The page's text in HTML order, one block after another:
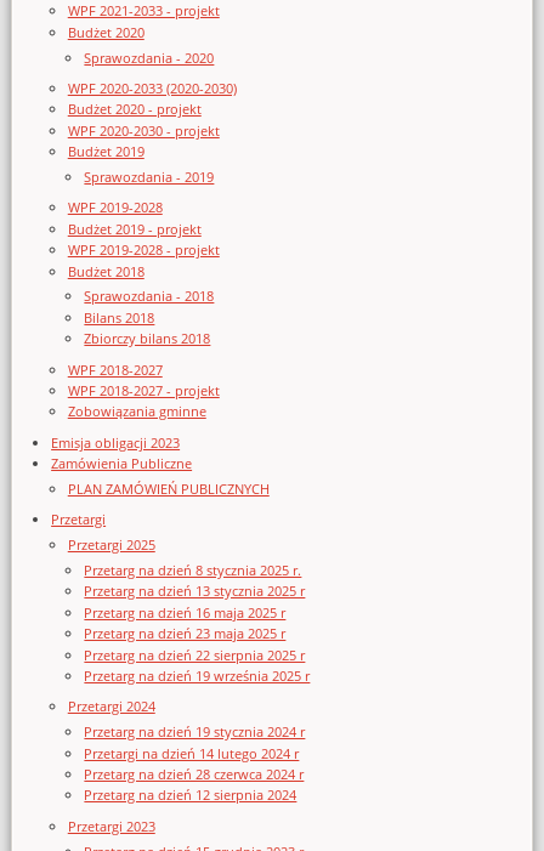
WPF 2021-2033 - projekt
Budżet 2020
Sprawozdania - 2020
WPF 2020-2033 (2020-2030)
Budżet 2020 - projekt
WPF 2020-2030 - projekt
Budżet 2019
Sprawozdania - 2019
WPF 2019-2028
Budżet 2019 - projekt
WPF 2019-2028 - projekt
Budżet 2018
Sprawozdania - 2018
Bilans 2018
Zbiorczy bilans 2018
WPF 2018-2027
WPF 2018-2027 - projekt
Zobowiązania gminne
Emisja obligacji 2023
Zamówienia Publiczne
PLAN ZAMÓWIEŃ PUBLICZNYCH
Przetargi
Przetargi 2025
Przetarg na dzień 8 stycznia 2025 r.
Przetarg na dzień 13 stycznia 2025 r
Przetarg na dzień 16 maja 2025 r
Przetarg na dzień 23 maja 2025 r
Przetarg na dzień 22 sierpnia 2025 r
Przetarg na dzień 19 września 2025 r
Przetargi 2024
Przetarg na dzień 19 stycznia 2024 r
Przetargi na dzień 14 lutego 2024 r
Przetarg na dzień 28 czerwca 2024 r
Przetarg na dzień 12 sierpnia 2024
Przetargi 2023